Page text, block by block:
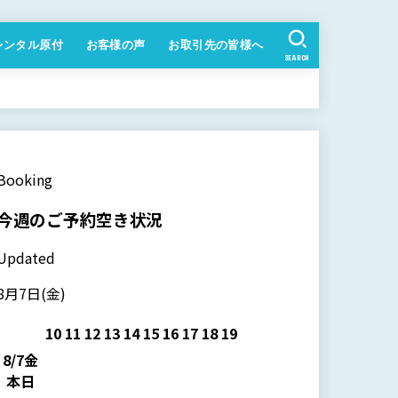
ンタル原付 お客様の声 お取引先の皆様へ
SEARCH